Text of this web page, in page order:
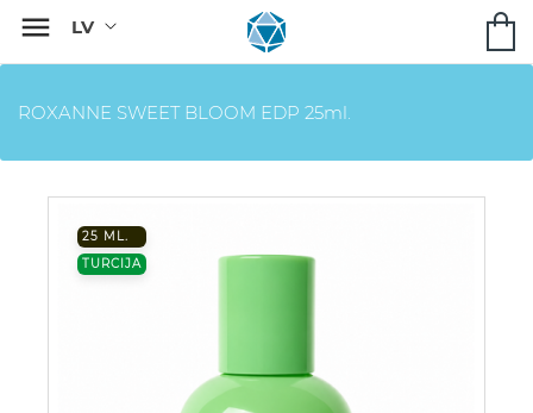

ROXANNE SWEET BLOOM EDP 25ml.
25 ML.
TURCIJA